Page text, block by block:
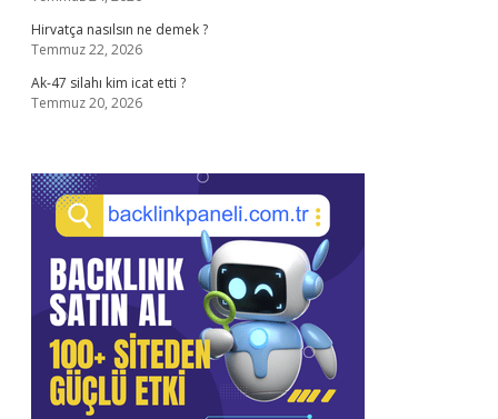
Hirvatça nasılsın ne demek ?
Temmuz 22, 2026
Ak-47 silahı kim icat etti ?
Temmuz 20, 2026